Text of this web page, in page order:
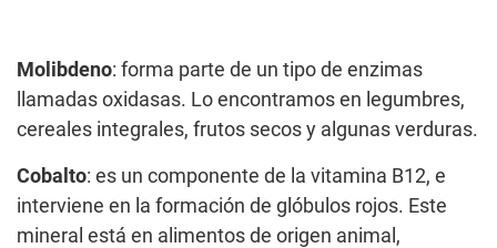
Molibdeno: forma parte de un tipo de enzimas
llamadas oxidasas. Lo encontramos en legumbres,
cereales integrales, frutos secos y algunas verduras.
Cobalto: es un componente de la vitamina B12, e
interviene en la formación de glóbulos rojos. Este
mineral está en alimentos de origen animal,